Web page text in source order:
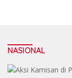
NASIONAL